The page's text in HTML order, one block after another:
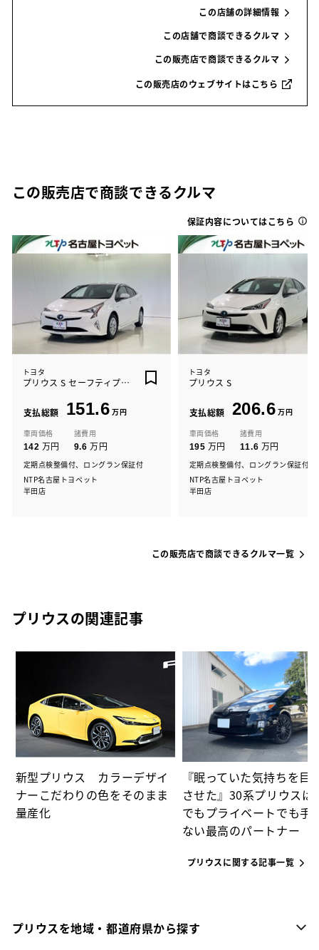
この店舗の詳細情報
この店舗で商談できるクルマ
この販売店で商談できるクルマ
この販売店のウェブサイトはこちら
この販売店で商談できるクルマ
保証内容についてはこちら
トヨタ
プリウス S セーフティプラス
支払総額 151.6 万円
車両価格
142 万円
諸費用
9.6 万円
定期点検整備付、ロングラン保証付
NTP名古屋トヨペット
半田店
トヨタ
プリウス S
支払総額 206.6 万円
車両価格
195 万円
諸費用
11.6 万円
定期点検整備付、ロングラン保証付
NTP名古屋トヨペット
半田店
この販売店で商談できるクルマ一覧
プリウスの関連記事
新型プリウス カラーデザイ
ナーこだわりの色をそのまま
量産化
『眠っていた気持ちを目
させた』30系プリウスは
でもプライベートでも手
ない最高のパートナー
プリウスに関する記事一覧
プリウスを地域・都道府県から探す